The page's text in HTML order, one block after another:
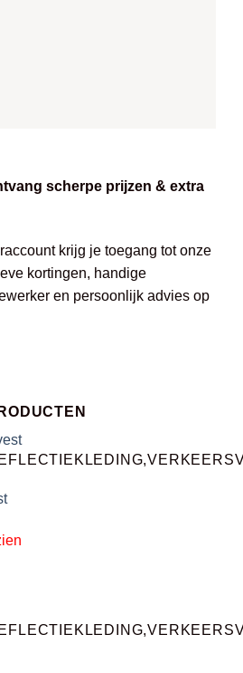
scherpe prijzen & extra
krijg je toegang tot onze
kortingen, handige
en persoonlijk advies op